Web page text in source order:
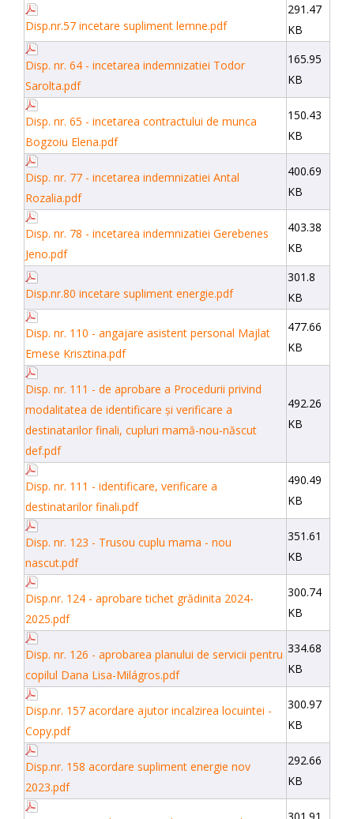
Disp.nr.57 incetare supliment lemne.pdf
291.47
KB
Disp. nr. 64 - incetarea indemnizatiei Todor
Sarolta.pdf
165.95
KB
Disp. nr. 65 - incetarea contractului de munca
Bogzoiu Elena.pdf
150.43
KB
Disp. nr. 77 - incetarea indemnizatiei Antal
Rozalia.pdf
400.69
KB
Disp. nr. 78 - incetarea indemnizatiei Gerebenes
Jeno.pdf
403.38
KB
Disp.nr.80 incetare supliment energie.pdf
301.8
KB
Disp. nr. 110 - angajare asistent personal Majlat
Emese Krisztina.pdf
477.66
KB
Disp. nr. 111 - de aprobare a Procedurii privind
modalitatea de identificare și verificare a
destinatarilor finali, cupluri mamă-nou-născut
def.pdf
492.26
KB
Disp. nr. 111 - identificare, verificare a
destinatarilor finali.pdf
490.49
KB
Disp. nr. 123 - Trusou cuplu mama - nou
nascut.pdf
351.61
KB
Disp.nr. 124 - aprobare tichet grădinita 2024-
2025.pdf
300.74
KB
Disp. nr. 126 - aprobarea planului de servicii pentru
copilul Dana Lisa-Milágros.pdf
334.68
KB
Disp.nr. 157 acordare ajutor incalzirea locuintei -
Copy.pdf
300.97
KB
Disp.nr. 158 acordare supliment energie nov
2023.pdf
292.66
KB